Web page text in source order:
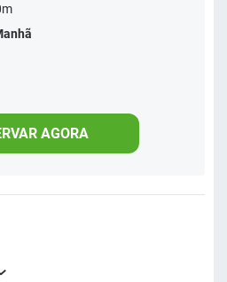
e prazer. Trabalhamos
tornar sua experiência
AGORA